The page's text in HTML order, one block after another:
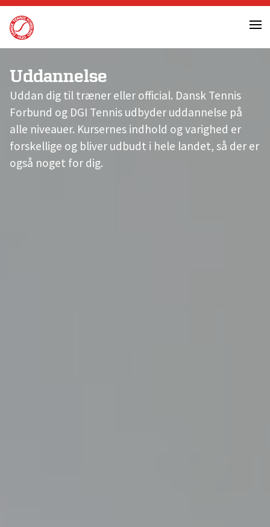
Skip
content
Uddannelse
Uddan dig til træner eller official. Dansk Tennis
Forbund og DGI Tennis udbyder uddannelse på
alle niveauer. Kursernes indhold og varighed er
forskellige og bliver udbudt i hele landet, så der er
også noget for dig.